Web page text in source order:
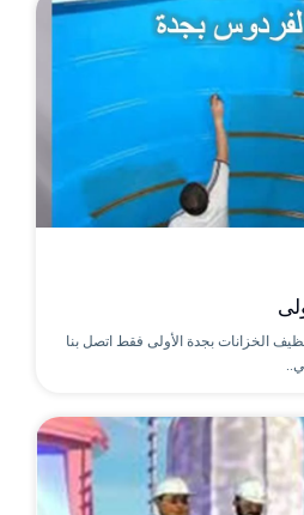
الخزانات بجدة الأولى فقط اتصل بنا